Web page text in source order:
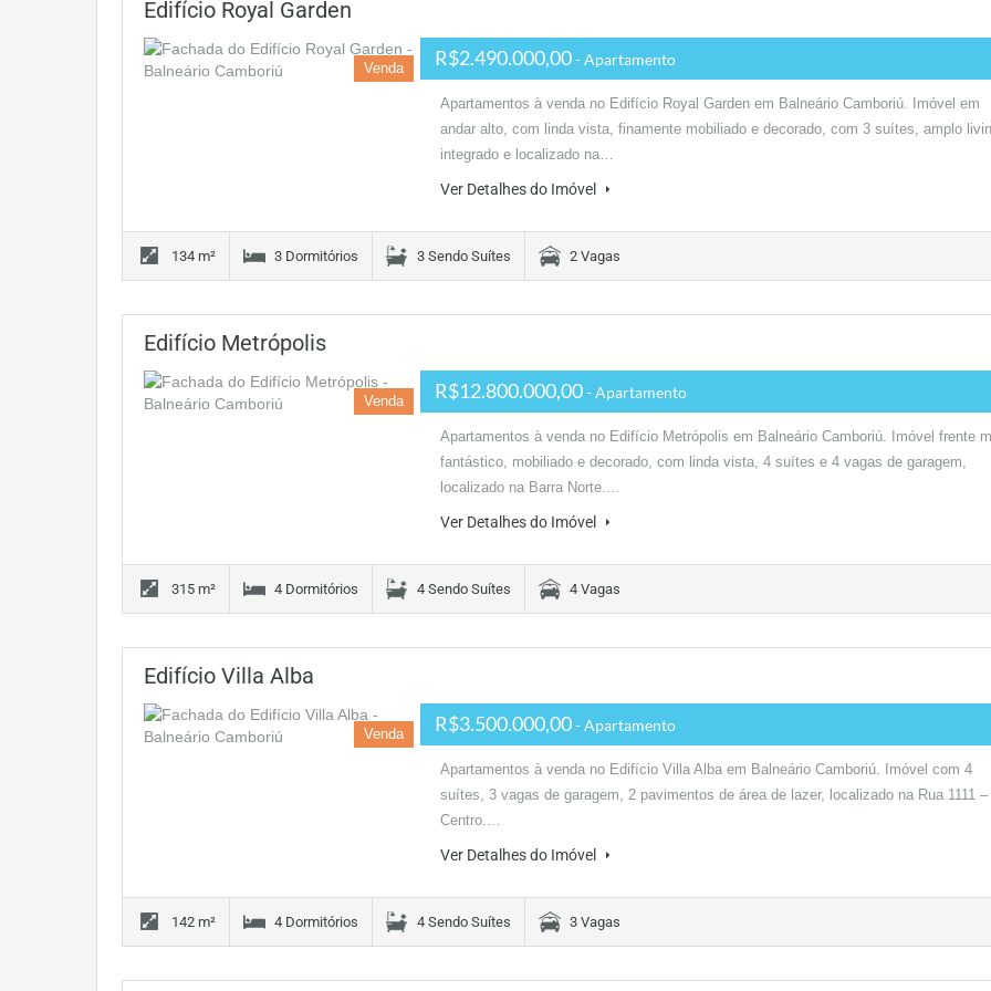
Edifício Royal Garden
Venda R$2.490.000,00- Apartamento
Apartamentos à venda no Edifício Royal Garden em Balneário Camboriú. Imóvel em
andar alto, com linda vista, finamente mobiliado e decorado, com 3 suítes, amplo
integrado e localizado na…
Ver Detalhes do Imóvel
134 m² 3 Dormitórios 3 Sendo Suítes 2 Vagas
Edifício Metrópolis
Venda R$12.800.000,00- Apartamento
Apartamentos à venda no Edifício Metrópolis em Balneário Camboriú. Imóvel frente
fantástico, mobiliado e decorado, com linda vista, 4 suítes e 4 vagas de garagem,
localizado na Barra Norte.…
Ver Detalhes do Imóvel
315 m² 4 Dormitórios 4 Sendo Suítes 4 Vagas
Edifício Villa Alba
Venda R$3.500.000,00- Apartamento
Apartamentos à venda no Edifício Villa Alba em Balneário Camboriú. Imóvel com 4
suítes, 3 vagas de garagem, 2 pavimentos de área de lazer, localizado na Rua 1111 –
Centro.…
Ver Detalhes do Imóvel
142 m² 4 Dormitórios 4 Sendo Suítes 3 Vagas